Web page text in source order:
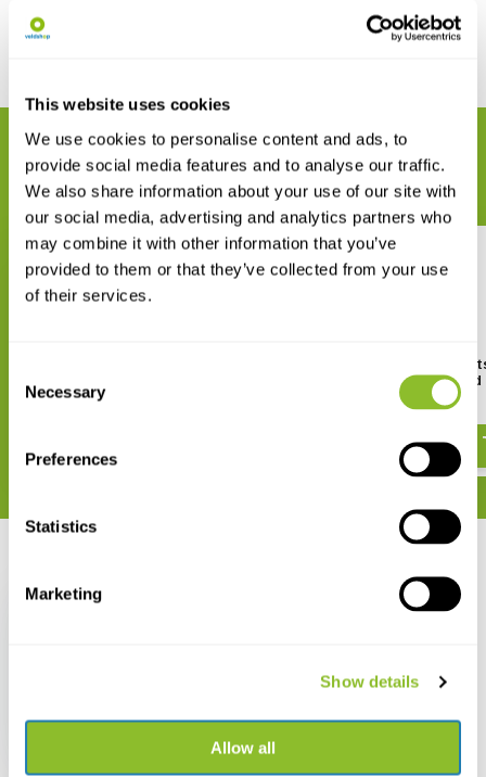
This website uses cookies
We use cookies to personalise content and ads, to
provide social media features and to analyse our traffic.
We also share information about your use of our site with
our social media, advertising and analytics partners who
may combine it with other information that you’ve
provided to them or that they’ve collected from your use
of their services.
Selection
Necessary
Preferences
Statistics
Marketing
Show details
Allow all
GERELATEERDE PRODUCTEN
Maak uw bestelling compleet
Social Calls of the
Britain and Ireland
€ 48,24
Europas